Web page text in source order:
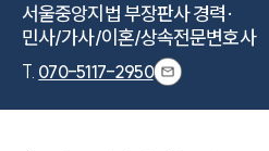
서울중앙지법 부장판사 경력·
민사/가사/이혼/상속전문변호사
T. 070-5117-2950